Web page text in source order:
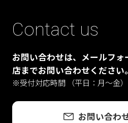
Contact us
お問い合わせは、メールフ
店までお問い合わせください。
※受付対応時間 （平日：月〜金
お問い合わ